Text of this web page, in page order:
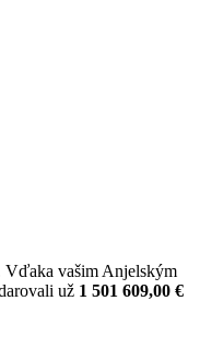
vašim Anjelským
už 1 501 609,00 €